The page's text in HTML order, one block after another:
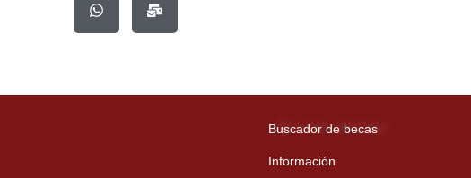
t
s
a
l
-
b
Buscador de becas
Información